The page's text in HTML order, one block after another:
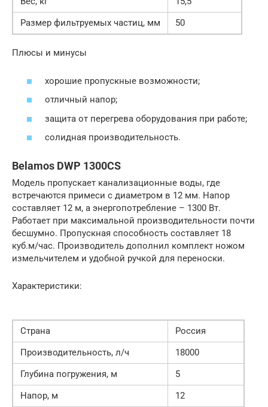
Размер фильтруемых частиц, мм
50
Плюсы и минусы
хорошие пропускные возможности;
отличный напор;
защита от перегрева оборудования при работе;
солидная производительность.
Belamos DWP 1300CS
Модель пропускает канализационные воды, где
встречаются примеси с диаметром в 12 мм. Напор
составляет 12 м, а энергопотребление – 1300 Вт.
Работает при максимальной производительности почти
бесшумно. Пропускная способность составляет 18
куб.м/час. Производитель дополнил комплект ножом
измельчителем и удобной ручкой для переноски.
Характеристики:
Страна
Россия
Производительность, л/ч
18000
Глубина погружения, м
5
Напор, м
12